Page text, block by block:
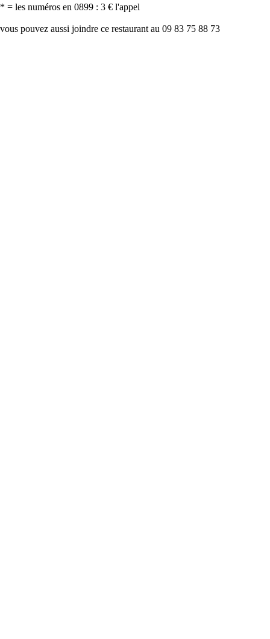
* = les numéros en 0899 : 3 € l'appel
vous pouvez aussi joindre ce restaurant au 09 83 75 88 73